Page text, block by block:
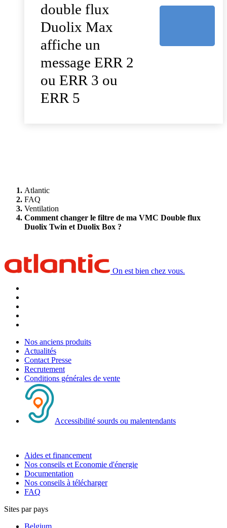
double flux
Duolix Max
affiche un
message ERR 2
ou ERR 3 ou
ERR 5
Atlantic
FAQ
Ventilation
Comment changer le filtre de ma VMC Double flux
Duolix Twin et Duolix Box ?
On est bien chez vous.
Nos anciens produits
Actualités
Contact Presse
Recrutement
Conditions générales de vente
Accessibilité sourds ou malentendants
Aides et financement
Nos conseils et Economie d'énergie
Documentation
Nos conseils à télécharger
FAQ
Sites par pays